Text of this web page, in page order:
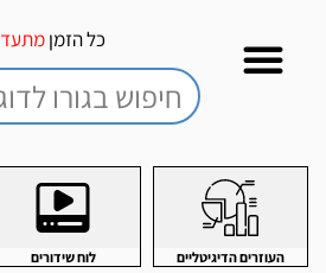
כל הזמן
העוזרים הדיגיטליים לוח שידורים